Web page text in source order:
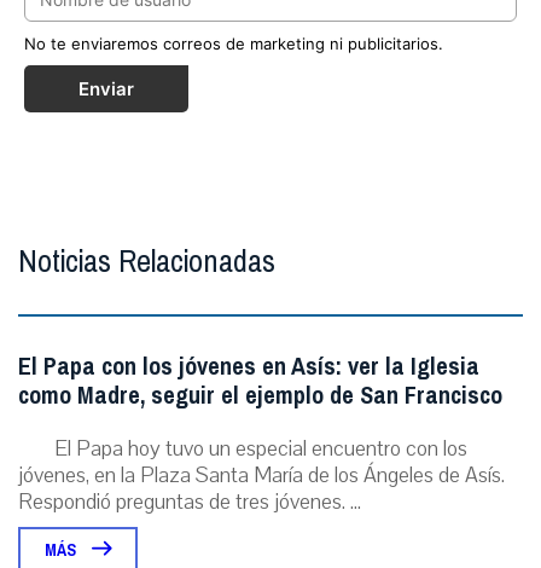
No te enviaremos correos de marketing ni publicitarios.
Enviar
Noticias Relacionadas
El Papa con los jóvenes en Asís: ver la Iglesia
como Madre, seguir el ejemplo de San Francisco
El Papa hoy tuvo un especial encuentro con los
jóvenes, en la Plaza Santa María de los Ángeles de Asís.
Respondió preguntas de tres jóvenes. ...
MÁS